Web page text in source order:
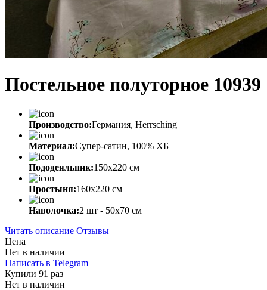
Постельное полуторное 10939
Производство:Германия, Herrsching
Материал:Супер-сатин, 100% ХБ
Пододеяльник:150х220 см
Простыня:160х220 см
Наволочка:2 шт - 50x70 см
Читать описание Отзывы
Цена
Нет в наличии
Написать в Telegram
Купили 91 раз
Нет в наличии